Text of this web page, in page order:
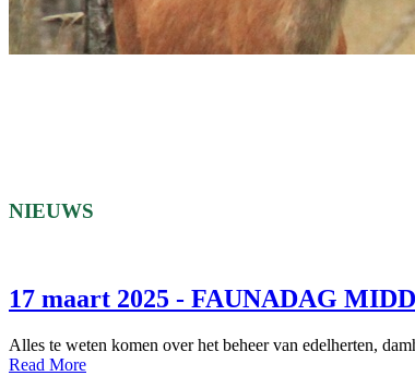
NIEUWS
17 maart 2025 - FAUNADAG
Alles te weten komen over het beheer van edelherten,
Read More